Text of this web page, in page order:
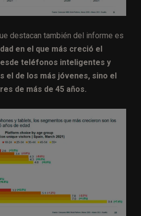
destacan también del informe es
en el que más creció el
teléfonos inteligentes y
el de los más jóvenes, sino el
de más de 45 años.